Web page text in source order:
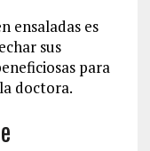
ensaladas es
sus
para
doctora.